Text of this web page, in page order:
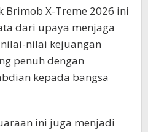
Brimob X-Treme 2026 ini
dari upaya menjaga
nilai kejuangan
penuh dengan
kepada bangsa
ini juga menjadi